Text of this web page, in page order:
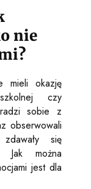
nie
mieli okazję
czy
sobie z
obserwowali
się
Jak można
jest dla